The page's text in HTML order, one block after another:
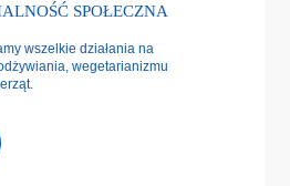
SPOŁECZNA
wszelkie działania na
wegetarianizmu